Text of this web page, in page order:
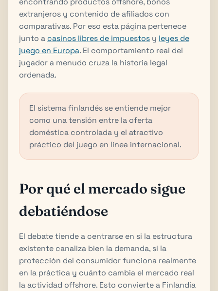
extranjeros y contenido de afiliados con
comparativas. Por eso esta página pertenece
junto a casinos libres de impuestos y leyes de
juego en Europa. El comportamiento real del
jugador a menudo cruza la historia legal
ordenada.
El sistema finlandés se entiende mejor
como una tensión entre la oferta
doméstica controlada y el atractivo
práctico del juego en línea internacional.
Por qué el mercado sigue
debatiéndose
El debate tiende a centrarse en si la estructura
existente canaliza bien la demanda, si la
protección del consumidor funciona realmente
en la práctica y cuánto cambia el mercado real
la actividad offshore. Esto convierte a Finlandia